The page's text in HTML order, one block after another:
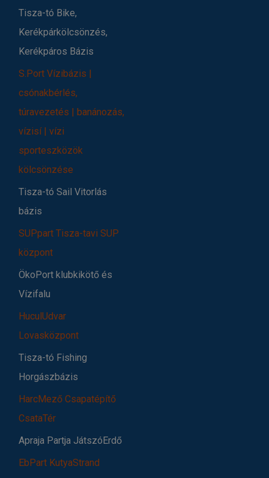
Tisza-tó Bike,
Kerékpárkölcsönzés,
Kerékpáros Bázis
S.Port Vízibázis |
csónakbérlés,
túravezetés | banánozás,
vízisí | vízi
sporteszközök
kölcsönzése
Tisza-tó Sail Vitorlás
bázis
SUPpart Tisza-tavi SUP
központ
ÖkoPort klubkikötő és
Vízifalu
HuculUdvar
Lovasközpont
Tisza-tó Fishing
Horgászbázis
HarcMező Csapatépítő
CsataTér
Apraja Partja JátszóErdő
EbPart KutyaStrand